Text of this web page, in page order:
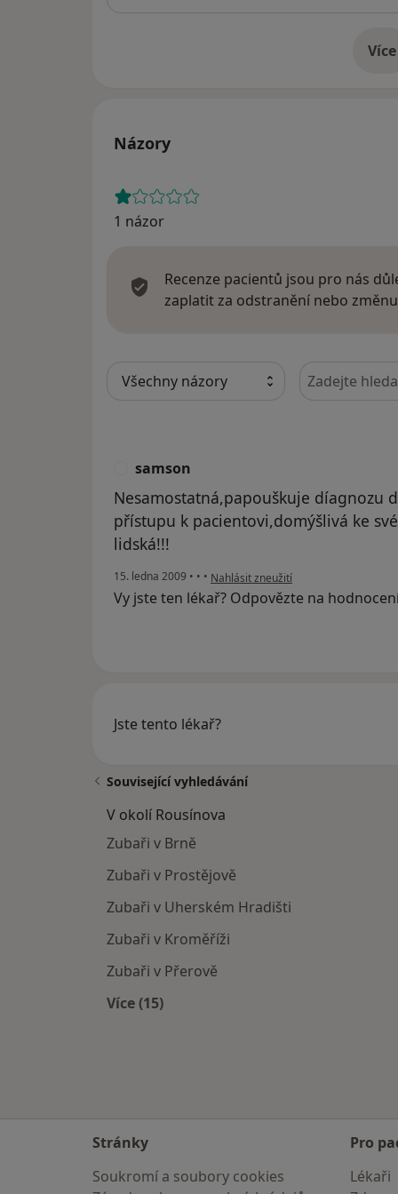
Více
o
Názory
1 názor
Recenze pacientů jsou pro nás
zaplatit za odstranění nebo
Hledejte v
samson
Nesamostatná,papouškuje díagnozu
přístupu k pacientovi,domýšlivá ke
lidská!!!
15. ledna 2009 • • • podle názoru uživatele samson
Nahlásit zneužití
Vy jste ten lékař? Odpovězte na
Jste tento lékař?
Související vyhledávání
V okolí Rousínova
Zubaři v Brně
Zubaři v Prostějově
Zubaři v Uherském Hradišti
Zubaři v Kroměříži
Zubaři v Přerově
Více (15)
Stránky
Soukromí a soubory cookies
Pro
Lékaři